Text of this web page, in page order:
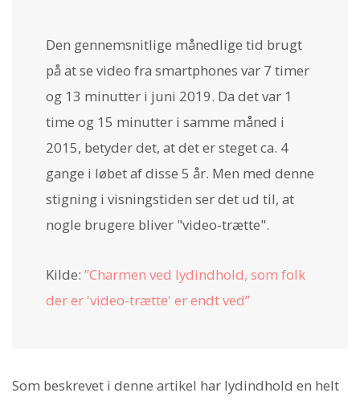
Den gennemsnitlige månedlige tid brugt
på at se video fra smartphones var 7 timer
og 13 minutter i juni 2019. Da det var 1
time og 15 minutter i samme måned i
2015, betyder det, at det er steget ca. 4
gange i løbet af disse 5 år. Men med denne
stigning i visningstiden ser det ud til, at
nogle brugere bliver "video-trætte".
Kilde: ”Charmen ved lydindhold, som folk
der er 'video-trætte' er endt ved”
Som beskrevet i denne artikel har lydindhold en helt